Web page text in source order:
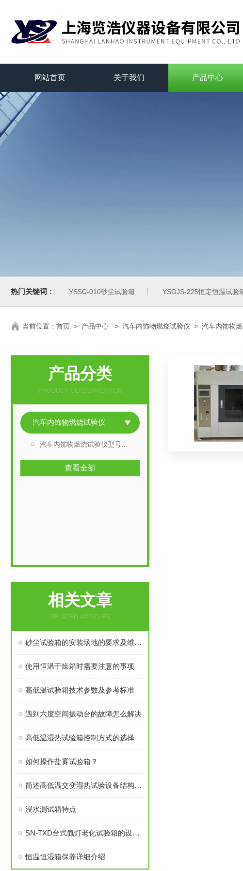
网站首页 关于我们 产品中心
热门关键词： YSSC-010砂尘试验箱 YSGJS-225恒定恒温试验
当前位置： 首页 > 产品中心 > 汽车内饰物燃烧试验仪 > 汽车内饰物
产品分类
PRODUCT CLASSIFICATION
汽车内饰物燃烧试验仪
查看全部
相关文章
RELATED ARTICLES
砂尘试验箱的安装场地的要求及维护故障处理
使用恒温干燥箱时需要注意的事项
高低温试验箱技术参数及参考标准
遇到六度空间振动台的故障怎么解决
高低温湿热试验箱控制方式的选择
如何操作盐雾试验箱？
简述高低温交变湿热试验设备结构设计
浸水测试箱特点
SN-TXD台式氙灯老化试验箱的设备介绍
恒温恒湿箱保养详细介绍